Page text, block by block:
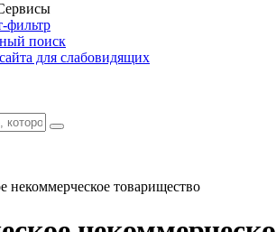
фильтр
поиск
для слабовидящих
некоммерческое товарищество